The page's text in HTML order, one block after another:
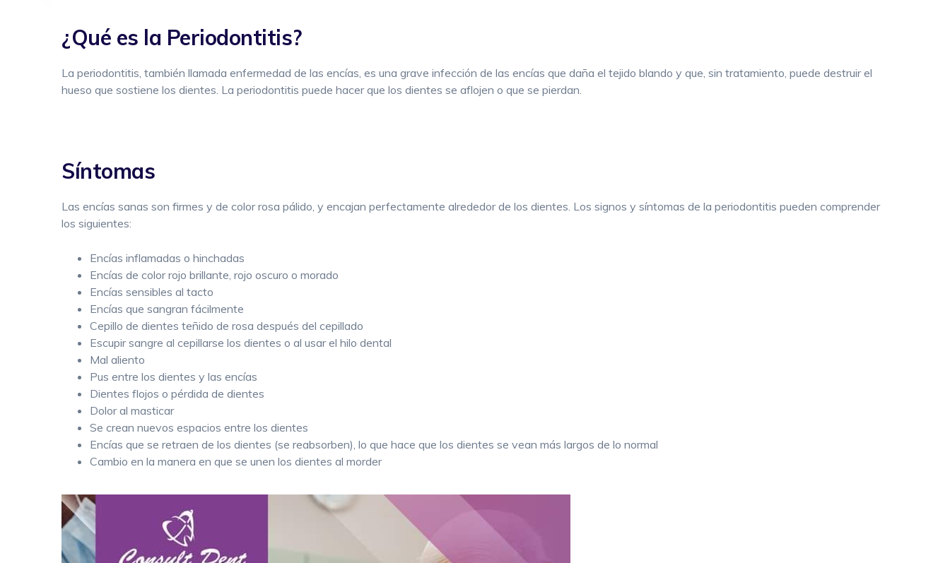
¿Qué es la Periodontitis?
La periodontitis, también llamada enfermedad de las encías, es una grave infección de las encías que daña el tejido blando y que, sin tratamiento, puede destruir el
hueso que sostiene los dientes. La periodontitis puede hacer que los dientes se aflojen o que se pierdan.
Síntomas
Las encías sanas son firmes y de color rosa pálido, y encajan perfectamente alrededor de los dientes. Los signos y síntomas de la periodontitis pueden comprender
los siguientes:
Encías inflamadas o hinchadas
Encías de color rojo brillante, rojo oscuro o morado
Encías sensibles al tacto
Encías que sangran fácilmente
Cepillo de dientes teñido de rosa después del cepillado
Escupir sangre al cepillarse los dientes o al usar el hilo dental
Mal aliento
Pus entre los dientes y las encías
Dientes flojos o pérdida de dientes
Dolor al masticar
Se crean nuevos espacios entre los dientes
Encías que se retraen de los dientes (se reabsorben), lo que hace que los dientes se vean más largos de lo normal
Cambio en la manera en que se unen los dientes al morder